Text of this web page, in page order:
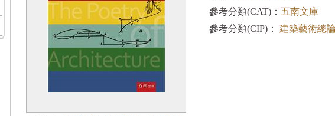
參考分類(CAT)： 五南文庫
參考分類(CIP)：
建築藝術總